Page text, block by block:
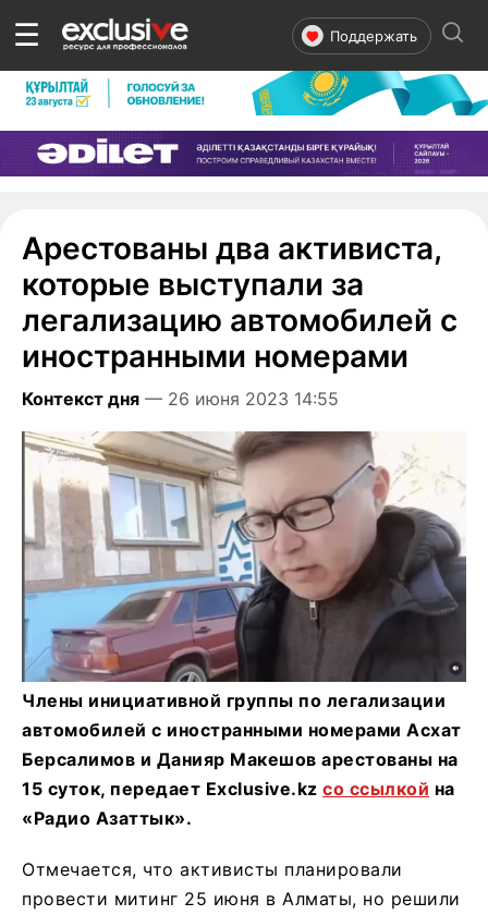
☰ Поддержать
Арестованы два активиста,
которые выступали за
легализацию автомобилей с
иностранными номерами
Контекст дня — 26 июня 2023 14:55
Члены инициативной группы по легализации
автомобилей с иностранными номерами Асхат
Берсалимов и Данияр Макешов арестованы на
15 суток, передает Exclusive.kz со ссылкой на
«Радио Азаттык».
Отмечается, что активисты планировали
провести митинг 25 июня в Алматы, но решили